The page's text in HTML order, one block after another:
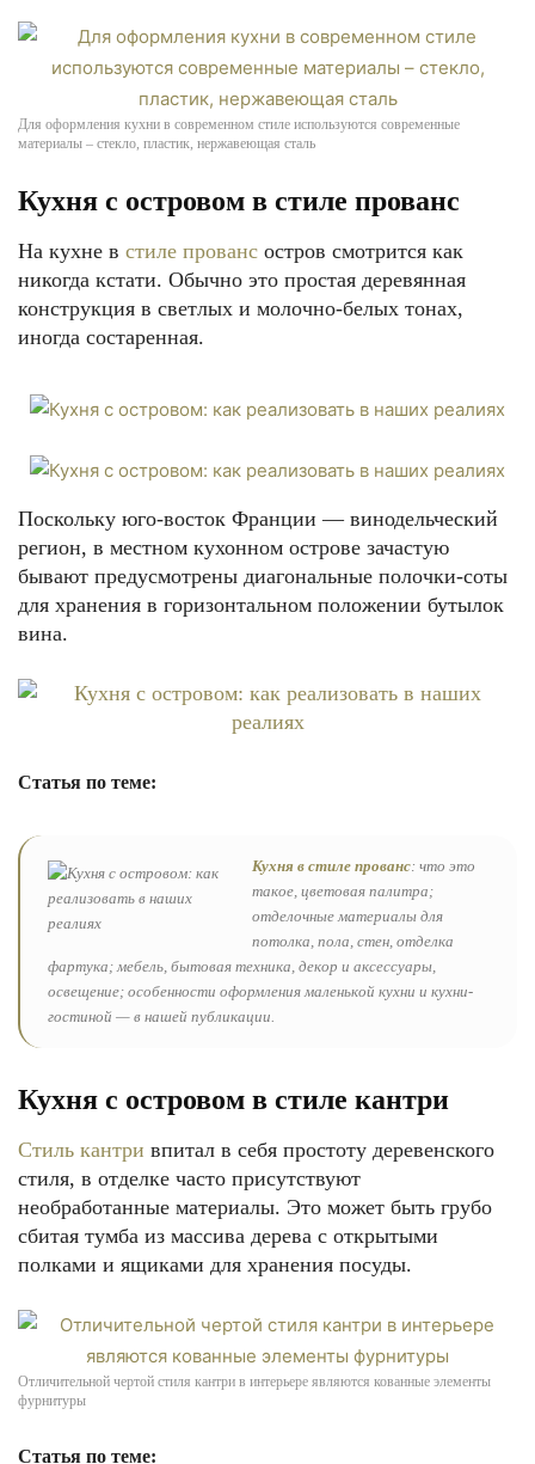
Для оформления кухни в современном стиле используются современные
материалы – стекло, пластик, нержавеющая сталь
Кухня с островом в стиле прованс
На кухне в стиле прованс остров смотрится как
никогда кстати. Обычно это простая деревянная
конструкция в светлых и молочно-белых тонах,
иногда состаренная.
Поскольку юго-восток Франции — винодельческий
регион, в местном кухонном острове зачастую
бывают предусмотрены диагональные полочки-соты
для хранения в горизонтальном положении бутылок
вина.
Статья по теме:
Кухня в стиле прованс: что это
такое, цветовая палитра;
отделочные материалы для
потолка, пола, стен, отделка
фартука; мебель, бытовая техника, декор и аксессуары,
освещение; особенности оформления маленькой кухни и кухни-
гостиной — в нашей публикации.
Кухня с островом в стиле кантри
Стиль кантри впитал в себя простоту деревенского
стиля, в отделке часто присутствуют
необработанные материалы. Это может быть грубо
сбитая тумба из массива дерева с открытыми
полками и ящиками для хранения посуды.
Отличительной чертой стиля кантри в интерьере являются кованные элементы
фурнитуры
Статья по теме: